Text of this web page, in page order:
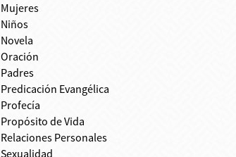
Mujeres
Niños
Novela
Oración
Padres
Predicación Evangélica
Profecía
Propósito de Vida
Relaciones Personales
Sexualidad